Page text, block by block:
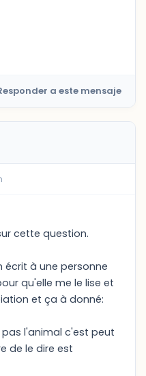
a este mensaje
cette question.
écrit à une personne
qu'elle me le lise et
et ça à donné:
l'animal c'est peut
de le dire est